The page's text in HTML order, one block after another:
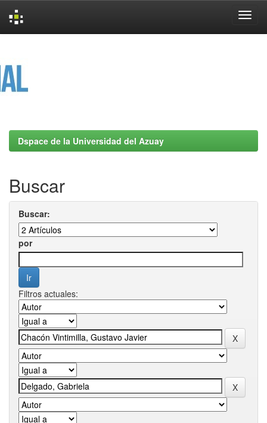
Dspace de la Universidad del Azuay
Buscar
Buscar:
por
Filtros actuales: